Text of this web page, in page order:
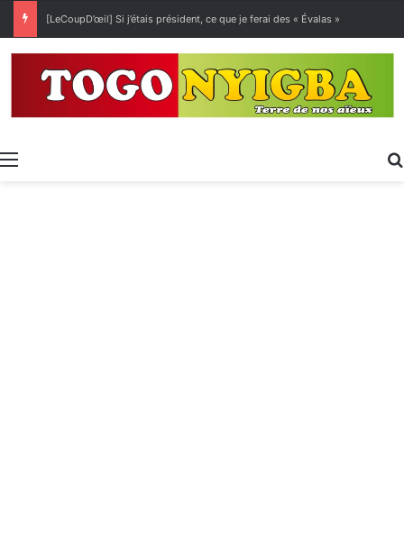
[LeCoupD’œil] Si j’étais président, ce que je ferai des « Évalas »
Menu